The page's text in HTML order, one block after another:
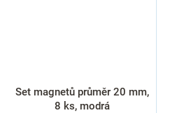
Set magnetů průměr 20 mm,
8 ks, modrá